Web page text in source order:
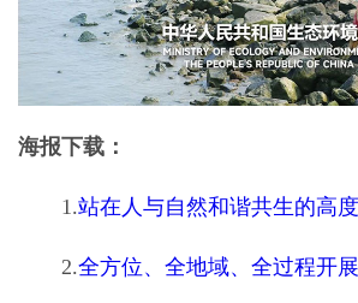
海报下载：
1.站在人与自然和谐共生的高
2.全方位、全地域、全过程开